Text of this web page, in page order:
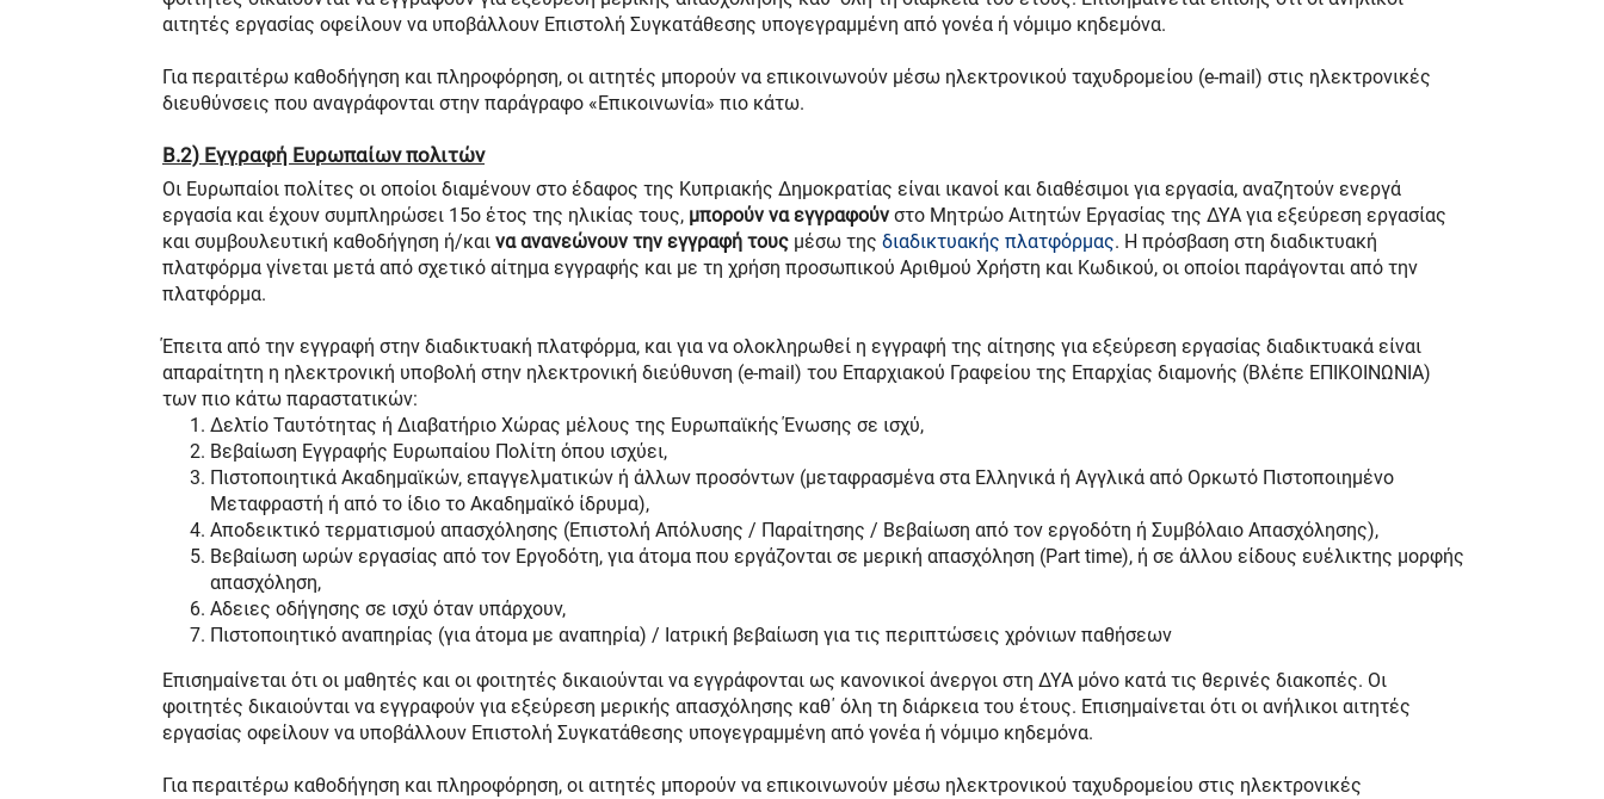
αιτητές εργασίας οφείλουν να υποβάλλουν Επιστολή Συγκατάθεσης υπογεγραμμένη από γονέα ή νόμιμο κηδεμόνα.
Για περαιτέρω καθοδήγηση και πληροφόρηση, οι αιτητές μπορούν να επικοινωνούν μέσω ηλεκτρονικού ταχυδρομείου (e-mail) στις ηλεκτρονικές
διευθύνσεις που αναγράφονται στην παράγραφο «Επικοινωνία» πιο κάτω.
Β.2) Εγγραφή Ευρωπαίων πολιτών
Οι Ευρωπαίοι πολίτες οι οποίοι διαμένουν στο έδαφος της Κυπριακής Δημοκρατίας είναι ικανοί και διαθέσιμοι για εργασία, αναζητούν ενεργά
εργασία και έχουν συμπληρώσει 15ο έτος της ηλικίας τους, μπορούν να εγγραφούν στο Μητρώο Αιτητών Εργασίας της ΔΥΑ για εξεύρεση εργασίας
και συμβουλευτική καθοδήγηση ή/και να ανανεώνουν την εγγραφή τους μέσω της διαδικτυακής πλατφόρμας. Η πρόσβαση στη διαδικτυακή
πλατφόρμα γίνεται μετά από σχετικό αίτημα εγγραφής και με τη χρήση προσωπικού Αριθμού Χρήστη και Κωδικού, οι οποίοι παράγονται από την
πλατφόρμα.
Έπειτα από την εγγραφή στην διαδικτυακή πλατφόρμα, και για να ολοκληρωθεί η εγγραφή της αίτησης για εξεύρεση εργασίας διαδικτυακά είναι
απαραίτητη η ηλεκτρονική υποβολή στην ηλεκτρονική διεύθυνση (e-mail) του Επαρχιακού Γραφείου της Επαρχίας διαμονής (Βλέπε ΕΠΙΚΟΙΝΩΝΙΑ)
των πιο κάτω παραστατικών:
Δελτίο Ταυτότητας ή Διαβατήριο Χώρας μέλους της Ευρωπαϊκής Ένωσης σε ισχύ,
Βεβαίωση Εγγραφής Ευρωπαίου Πολίτη όπου ισχύει,
Πιστοποιητικά Ακαδημαϊκών, επαγγελματικών ή άλλων προσόντων (μεταφρασμένα στα Ελληνικά ή Αγγλικά από Ορκωτό Πιστοποιημένο
Μεταφραστή ή από το ίδιο το Ακαδημαϊκό ίδρυμα),
Αποδεικτικό τερματισμού απασχόλησης (Επιστολή Απόλυσης / Παραίτησης / Βεβαίωση από τον εργοδότη ή Συμβόλαιο Απασχόλησης),
Βεβαίωση ωρών εργασίας από τον Εργοδότη, για άτομα που εργάζονται σε μερική απασχόληση (Part time), ή σε άλλου είδους ευέλικτης μορφής
απασχόληση,
Αδειες οδήγησης σε ισχύ όταν υπάρχουν,
Πιστοποιητικό αναπηρίας (για άτομα με αναπηρία) / Ιατρική βεβαίωση για τις περιπτώσεις χρόνιων παθήσεων
Επισημαίνεται ότι οι μαθητές και οι φοιτητές δικαιούνται να εγγράφονται ως κανονικοί άνεργοι στη ΔΥΑ μόνο κατά τις θερινές διακοπές. Οι
φοιτητές δικαιούνται να εγγραφούν για εξεύρεση μερικής απασχόλησης καθ΄ όλη τη διάρκεια του έτους. Επισημαίνεται ότι οι ανήλικοι αιτητές
εργασίας οφείλουν να υποβάλλουν Επιστολή Συγκατάθεσης υπογεγραμμένη από γονέα ή νόμιμο κηδεμόνα.
Για περαιτέρω καθοδήγηση και πληροφόρηση, οι αιτητές μπορούν να επικοινωνούν μέσω ηλεκτρονικού ταχυδρομείου στις ηλεκτρονικές